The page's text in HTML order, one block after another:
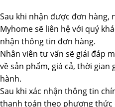
Sau khi nhận được đơn hàng,
Myhome sẽ liên hệ với quý
nhận thông tin đơn hàng.
Nhân viên tư vấn sẽ giải đáp
về sản phẩm, giá cả, thời gian
hành.
Sau khi xác nhận thông tin
thanh toán theo phương thức